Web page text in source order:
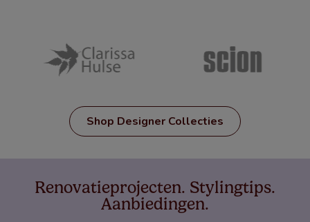
Shop Designer Collecties
Renovatieprojecten. Stylingtips.
Aanbiedingen.